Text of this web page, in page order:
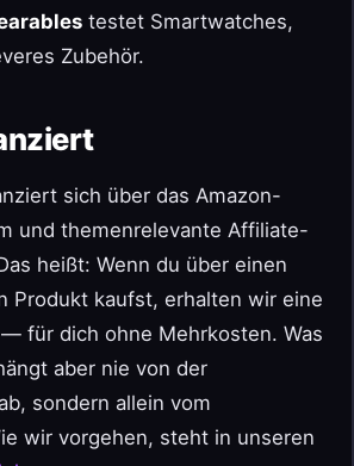
testet Smartwatches,
Zubehör.
sich über das Amazon-
und themenrelevante Affiliate-
heißt: Wenn du über einen
Produkt kaufst, erhalten wir eine
für dich ohne Mehrkosten. Was
aber nie von der
sondern allein vom
wir vorgehen, steht in unseren